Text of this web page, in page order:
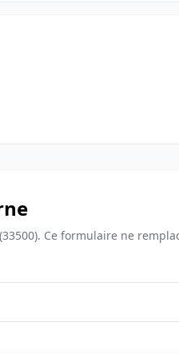
Ce formulaire ne